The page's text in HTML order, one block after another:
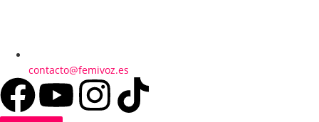
contacto@femivoz.es